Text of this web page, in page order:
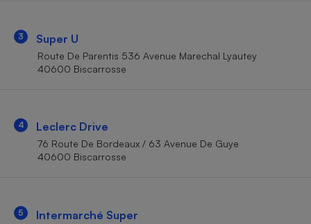
3 Super U
Route De Parentis 536 Avenue Marechal Lyautey
40600 Biscarrosse
4 Leclerc Drive
76 Route De Bordeaux / 63 Avenue De Guye
40600 Biscarrosse
5 Intermarché Super
Antivirus